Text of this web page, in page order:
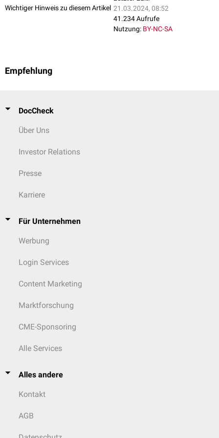
Wichtiger Hinweis zu diesem Artikel 21.03.2024, 08:52
41.234 Aufrufe
Nutzung: BY-NC-SA
Empfehlung
DocCheck
Über Uns
Investor Relations
Presse
Karriere
Für Unternehmen
Werbung
Login Services
Content Marketing
Marktforschung
CME-Sponsoring
Alle Services
Alles andere
Kontakt
AGB